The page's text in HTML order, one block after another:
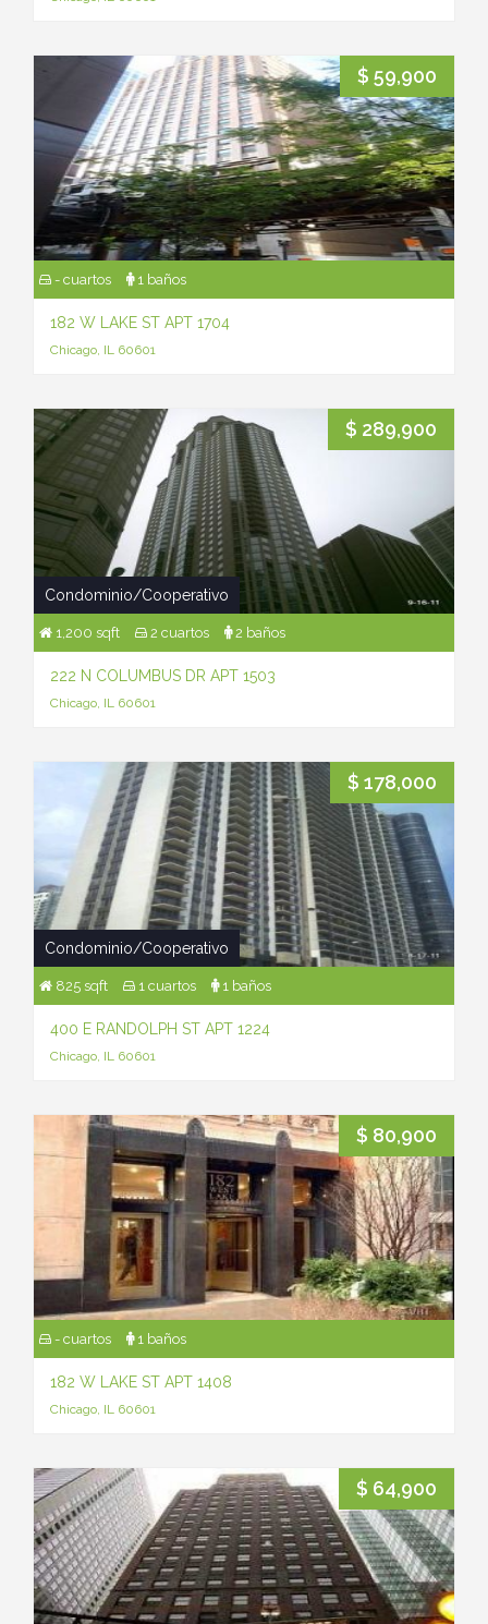
$ 59,900
- cuartos 1 baños
182 W LAKE ST APT 1704
Chicago, IL 60601
$ 289,900
Condominio/Cooperativo
1,200 sqft 2 cuartos 2 baños
222 N COLUMBUS DR APT 1503
Chicago, IL 60601
$ 178,000
Condominio/Cooperativo
825 sqft 1 cuartos 1 baños
400 E RANDOLPH ST APT 1224
Chicago, IL 60601
$ 80,900
- cuartos 1 baños
182 W LAKE ST APT 1408
Chicago, IL 60601
$ 64,900